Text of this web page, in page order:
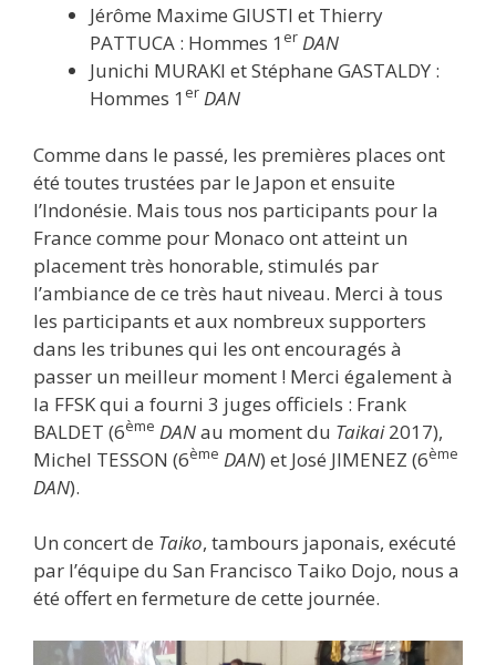
Jérôme Maxime GIUSTI et Thierry
PATTUCA : Hommes 1 er DAN
Junichi MURAKI et Stéphane GASTALDY :
Hommes 1 er DAN
Comme dans le passé, les premières places ont
été toutes trustées par le Japon et ensuite
l’Indonésie. Mais tous nos participants pour la
France comme pour Monaco ont atteint un
placement très honorable, stimulés par
l’ambiance de ce très haut niveau. Merci à tous
les participants et aux nombreux supporters
dans les tribunes qui les ont encouragés à
passer un meilleur moment ! Merci également à
la FFSK qui a fourni 3 juges officiels : Frank
BALDET (6ème DANau moment du Taikai2017),
Michel TESSON (6ème DAN) et José JIMENEZ (6ème
DAN).
Un concert de Taiko, tambours japonais, exécuté
par l’équipe du San Francisco Taiko Dojo, nous a
été offert en fermeture de cette journée.